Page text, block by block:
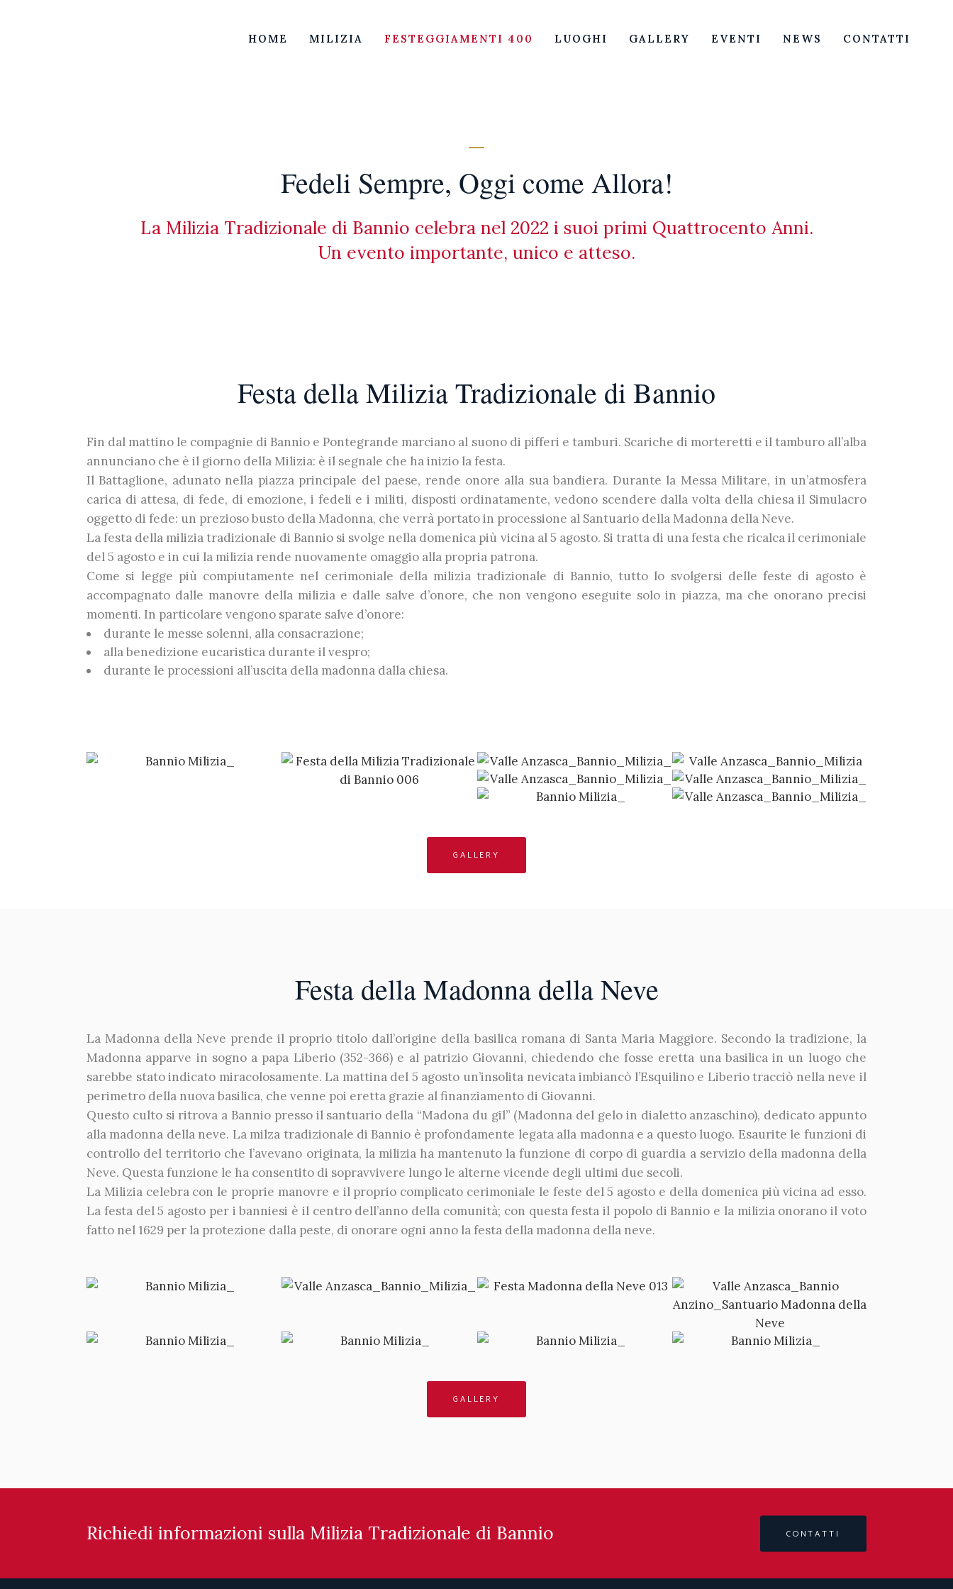
HOME MILIZIA FESTEGGIAMENTI 400 LUOGHI GALLERY EVENTI NEWS CONTATTI
Fedeli Sempre, Oggi come Allora!
La Milizia Tradizionale di Bannio celebra nel 2022 i suoi primi Quattrocento Anni.
Un evento importante, unico e atteso.
Festa della Milizia Tradizionale di Bannio
Fin dal mattino le compagnie di Bannio e Pontegrande marciano al suono di pifferi e tamburi. Scariche di morteretti e il tamburo all’alba
annunciano che è il giorno della Milizia: è il segnale che ha inizio la festa.
Il Battaglione, adunato nella piazza principale del paese, rende onore alla sua bandiera. Durante la Messa Militare, in un’atmosfera
carica di attesa, di fede, di emozione, i fedeli e i militi, disposti ordinatamente, vedono scendere dalla volta della chiesa il Simulacro
oggetto di fede: un prezioso busto della Madonna, che verrà portato in processione al Santuario della Madonna della Neve.
La festa della milizia tradizionale di Bannio si svolge nella domenica più vicina al 5 agosto. Si tratta di una festa che ricalca il cerimoniale
del 5 agosto e in cui la milizia rende nuovamente omaggio alla propria patrona.
Come si legge più compiutamente nel cerimoniale della milizia tradizionale di Bannio, tutto lo svolgersi delle feste di agosto è
accompagnato dalle manovre della milizia e dalle salve d’onore, che non vengono eseguite solo in piazza, ma che onorano precisi
momenti. In particolare vengono sparate salve d’onore:
durante le messe solenni, alla consacrazione;
alla benedizione eucaristica durante il vespro;
durante le processioni all’uscita della madonna dalla chiesa.
GALLERY
Festa della Madonna della Neve
La Madonna della Neve prende il proprio titolo dall’origine della basilica romana di Santa Maria Maggiore. Secondo la tradizione, la
Madonna apparve in sogno a papa Liberio (352-366) e al patrizio Giovanni, chiedendo che fosse eretta una basilica in un luogo che
sarebbe stato indicato miracolosamente. La mattina del 5 agosto un’insolita nevicata imbiancò l’Esquilino e Liberio tracciò nella neve il
perimetro della nuova basilica, che venne poi eretta grazie al finanziamento di Giovanni.
Questo culto si ritrova a Bannio presso il santuario della “Madona du gil” (Madonna del gelo in dialetto anzaschino), dedicato appunto
alla madonna della neve. La milza tradizionale di Bannio è profondamente legata alla madonna e a questo luogo. Esaurite le funzioni di
controllo del territorio che l’avevano originata, la milizia ha mantenuto la funzione di corpo di guardia a servizio della madonna della
Neve. Questa funzione le ha consentito di sopravvivere lungo le alterne vicende degli ultimi due secoli.
La Milizia celebra con le proprie manovre e il proprio complicato cerimoniale le feste del 5 agosto e della domenica più vicina ad esso.
La festa del 5 agosto per i banniesi è il centro dell’anno della comunità; con questa festa il popolo di Bannio e la milizia onorano il voto
fatto nel 1629 per la protezione dalla peste, di onorare ogni anno la festa della madonna della neve.
GALLERY
Richiedi informazioni sulla Milizia Tradizionale di Bannio CONTATTI